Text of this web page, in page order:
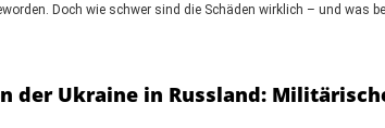
Doch wie schwer sind die Schäden wirklich – und was
der Ukraine in Russland: